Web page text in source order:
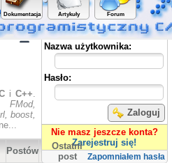
Dokumentacja Artykuły Forum
Panel użytkownika
Nazwa użytkownika:
Hasło:
Zaloguj
Nie masz jeszcze konta?
Zarejestruj się!
Zapomniałem hasła
i C++.
boost,
Postów
Ostatni
post